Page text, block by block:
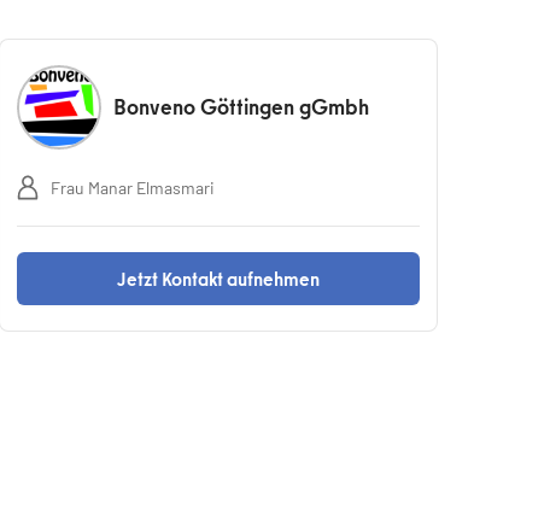
Bonveno Göttingen gGmbh
Frau Manar Elmasmari
Jetzt Kontakt aufnehmen